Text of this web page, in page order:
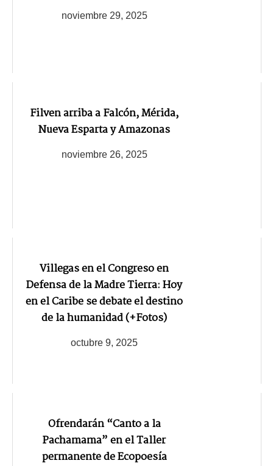
noviembre 29, 2025
Filven arriba a Falcón, Mérida,
Nueva Esparta y Amazonas
noviembre 26, 2025
Villegas en el Congreso en
Defensa de la Madre Tierra: Hoy
en el Caribe se debate el destino
de la humanidad (+Fotos)
octubre 9, 2025
Ofrendarán “Canto a la
Pachamama” en el Taller
permanente de Ecopoesía